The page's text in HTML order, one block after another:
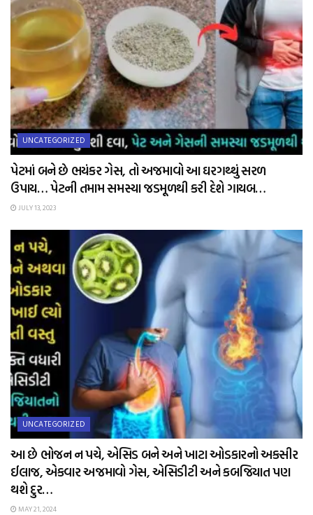
UNCATEGORIZED
પેટમાં બને છે ભયંકર ગેસ, તો અજમાવો આ ઘરગથ્થું સરળ
ઉપાય… પેટની તમામ સમસ્યા જડમૂળથી કરી દેશે ગાયબ…
JULY 13, 2023
UNCATEGORIZED
આ છે ભોજન ન પચે, એસિડ બને અને ખાટા ઓડકારનો અકસીર
ઈલાજ, એકવાર અજમાવો ગેસ, એસિડીટી અને કબજિયાત પણ
થશે દુર…
MAY 21, 2024